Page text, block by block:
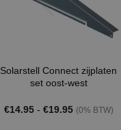
Solarstell Connect zijplaten
set oost-west
€14.95 - €19.95Prijsklasse:
(0% BTW)